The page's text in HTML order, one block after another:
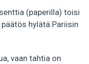
(paperilla) toisi
hylätä Pariisin
vaan tahtia on